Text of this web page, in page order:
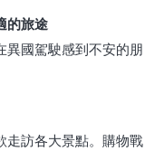
的旅途
異國駕駛感到不安的朋
走訪各大景點。購物戰